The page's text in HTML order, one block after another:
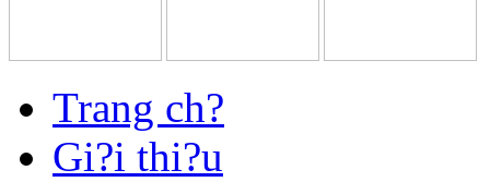
Trang ch?
Gi?i thi?u